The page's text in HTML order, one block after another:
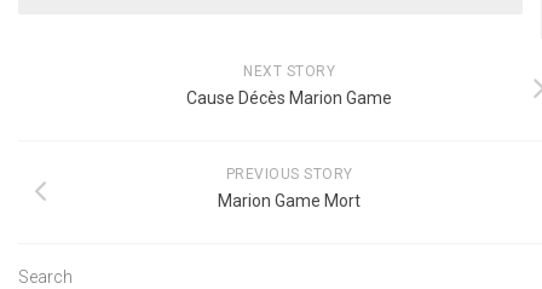
NEXT STORY
Cause Décès Marion Game
PREVIOUS STORY
Marion Game Mort
Search